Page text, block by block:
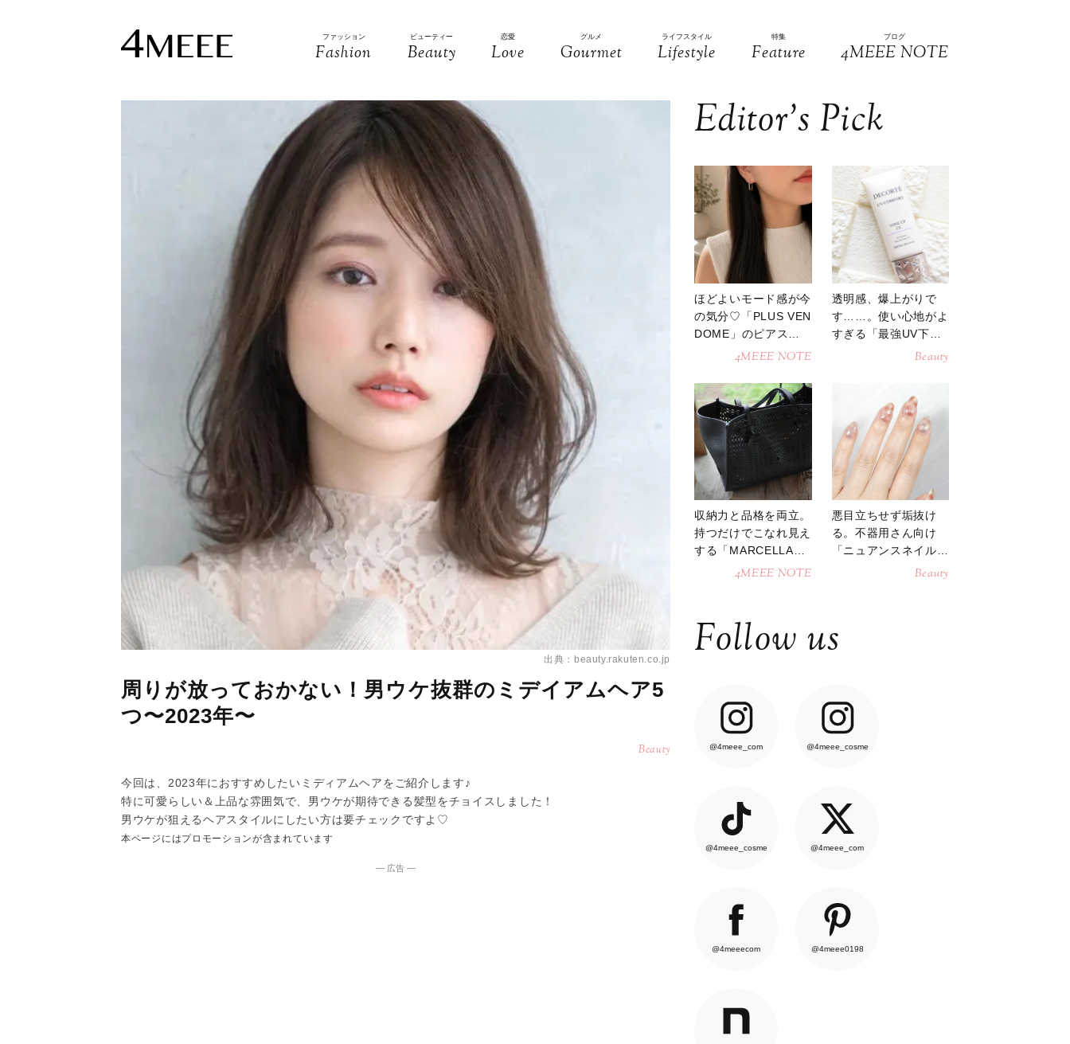
ファッション
Fashion
ビューティー
Beauty
恋愛
Love
グルメ
Gourmet
ライフスタイル
Lifestyle
特集
Feature
ブログ
4MEEE NOTE
出典：beauty.rakuten.co.jp
周りが放っておかない！男ウケ抜群のミデイアムヘア5
つ〜2023年〜
Beauty
今回は、2023年におすすめしたいミディアムヘアをご紹介します♪
特に可愛らしい＆上品な雰囲気で、男ウケが期待できる髪型をチョイスしました！
男ウケが狙えるヘアスタイルにしたい方は要チェックですよ♡
本ページにはプロモーションが含まれています
― 広告 ―
Editor’s Pick
ほどよいモード感が今
の気分♡「PLUS VEN
DOME」のピアスが
4MEEE NOTE
透明感、爆上がりで
す……。使い心地がよ
すぎる「最強UV下
Beauty
収納力と品格を両立。
持つだけでこなれ見え
する「MARCELLAト
ートバッグ」4MEEE NOTE
悪目立ちせず垢抜け
る。不器用さん向け
「ニュアンスネイル」
Beauty
Follow us
@4meee_com @4meee_cosme
@4meee_cosme @4meee_com
@4meeecom @4meee0198